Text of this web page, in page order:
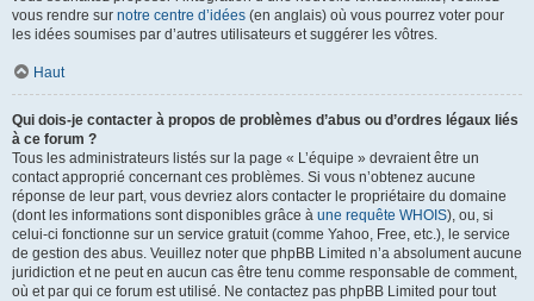
vous rendre sur notre centre d’idées (en anglais) où vous pourrez voter pour
les idées soumises par d’autres utilisateurs et suggérer les vôtres.
Haut
Qui dois-je contacter à propos de problèmes d’abus ou d’ordres légaux liés
à ce forum ?
Tous les administrateurs listés sur la page « L’équipe » devraient être un
contact approprié concernant ces problèmes. Si vous n’obtenez aucune
réponse de leur part, vous devriez alors contacter le propriétaire du domaine
(dont les informations sont disponibles grâce à une requête WHOIS), ou, si
celui-ci fonctionne sur un service gratuit (comme Yahoo, Free, etc.), le service
de gestion des abus. Veuillez noter que phpBB Limited n’a absolument aucune
juridiction et ne peut en aucun cas être tenu comme responsable de comment,
où et par qui ce forum est utilisé. Ne contactez pas phpBB Limited pour tout